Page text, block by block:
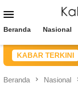
ke
Mobile
Beranda Nasional
KABAR TERKINI
Sampaikan Duka,
Beranda Nasional